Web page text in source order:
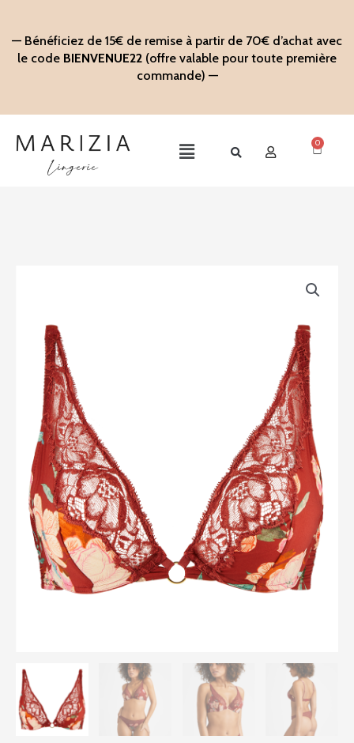
contenu
— Bénéficiez de 15€ de remise à partir de 70€ d’achat avec
le code BIENVENUE22 (offre valable pour toute première
commande) —
Main
0
Panier